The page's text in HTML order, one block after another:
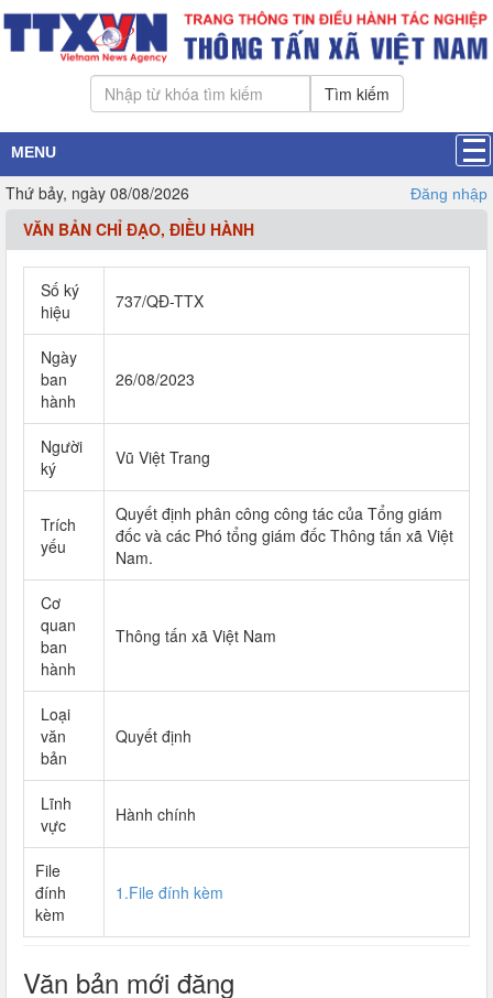
Tìm kiếm
MENU
Thứ bảy, ngày 08/08/2026 Đăng nhập
VĂN BẢN CHỈ ĐẠO, ĐIỀU HÀNH
Số ký
hiệu
737/QĐ-TTX
Ngày
ban
hành
26/08/2023
Người
ký
Vũ Việt Trang
Trích
yếu
Quyết định phân công công tác của Tổng giám
đốc và các Phó tổng giám đốc Thông tấn xã Việt
Nam.
Cơ
quan
ban
hành
Thông tấn xã Việt Nam
Loại
văn
bản
Quyết định
Lĩnh
vực
Hành chính
File
đính
kèm
1.File đính kèm
Văn bản mới đăng